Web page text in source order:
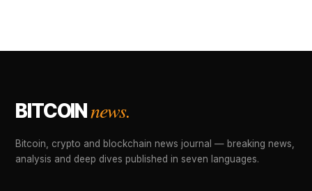
BITCOINnews.
Bitcoin, crypto and blockchain news journal — breaking news,
analysis and deep dives published in seven languages.